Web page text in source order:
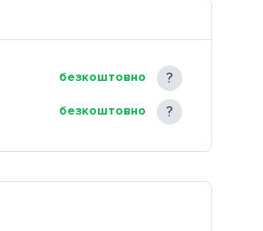
безкоштовно
безкоштовно